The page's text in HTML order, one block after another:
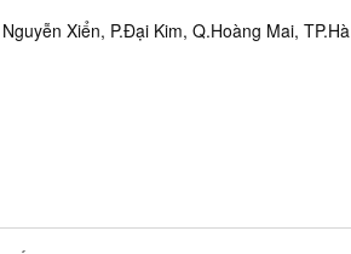
Xiển, P.Đại Kim, Q.Hoàng Mai, TP.Hà